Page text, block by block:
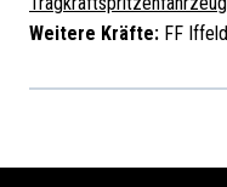
Weitere Kräfte: FF